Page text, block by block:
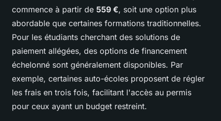
commence à partir de 559 €, soit une option plus
abordable que certaines formations traditionnelles.
Pour les étudiants cherchant des solutions de
paiement allégées, des options de financement
échelonné sont généralement disponibles. Par
exemple, certaines auto-écoles proposent de régler
les frais en trois fois, facilitant l'accès au permis
pour ceux ayant un budget restreint.